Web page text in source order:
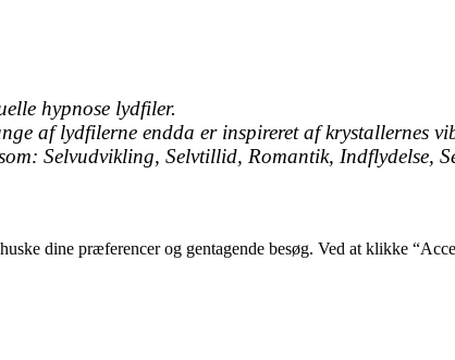
hypnose lydfiler.
af lydfilerne endda er inspireret af krystallernes
Selvudvikling, Selvtillid, Romantik, Indflydelse,
dine præferencer og gentagende besøg. Ved at klikke